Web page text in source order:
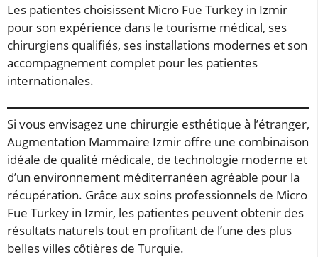
Les patientes choisissent Micro Fue Turkey in Izmir
pour son expérience dans le tourisme médical, ses
chirurgiens qualifiés, ses installations modernes et son
accompagnement complet pour les patientes
internationales.
Si vous envisagez une chirurgie esthétique à l’étranger,
Augmentation Mammaire Izmir offre une combinaison
idéale de qualité médicale, de technologie moderne et
d’un environnement méditerranéen agréable pour la
récupération. Grâce aux soins professionnels de Micro
Fue Turkey in Izmir, les patientes peuvent obtenir des
résultats naturels tout en profitant de l’une des plus
belles villes côtières de Turquie.